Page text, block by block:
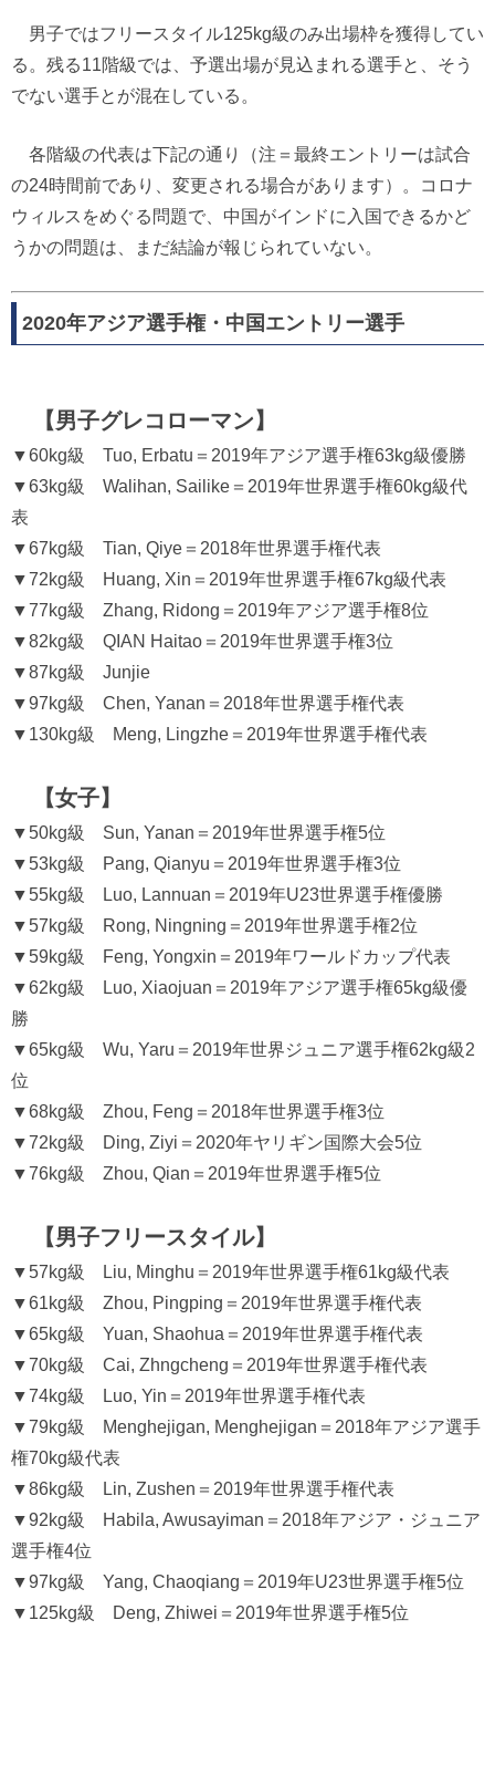
男子ではフリースタイル125kg級のみ出場枠を獲得してい
る。残る11階級では、予選出場が見込まれる選手と、そう
でない選手とが混在している。
各階級の代表は下記の通り（注＝最終エントリーは試合
の24時間前であり、変更される場合があります）。コロナ
ウィルスをめぐる問題で、中国がインドに入国できるかど
うかの問題は、まだ結論が報じられていない。
2020年アジア選手権・中国エントリー選手
【男子グレコローマン】
▼60kg級 Tuo, Erbatu＝2019年アジア選手権63kg級優勝
▼63kg級 Walihan, Sailike＝2019年世界選手権60kg級代
表
▼67kg級 Tian, Qiye＝2018年世界選手権代表
▼72kg級 Huang, Xin＝2019年世界選手権67kg級代表
▼77kg級 Zhang, Ridong＝2019年アジア選手権8位
▼82kg級 QIAN Haitao＝2019年世界選手権3位
▼87kg級 Junjie
▼97kg級 Chen, Yanan＝2018年世界選手権代表
▼130kg級 Meng, Lingzhe＝2019年世界選手権代表
【女子】
▼50kg級 Sun, Yanan＝2019年世界選手権5位
▼53kg級 Pang, Qianyu＝2019年世界選手権3位
▼55kg級 Luo, Lannuan＝2019年U23世界選手権優勝
▼57kg級 Rong, Ningning＝2019年世界選手権2位
▼59kg級 Feng, Yongxin＝2019年ワールドカップ代表
▼62kg級 Luo, Xiaojuan＝2019年アジア選手権65kg級優
勝
▼65kg級 Wu, Yaru＝2019年世界ジュニア選手権62kg級2
位
▼68kg級 Zhou, Feng＝2018年世界選手権3位
▼72kg級 Ding, Ziyi＝2020年ヤリギン国際大会5位
▼76kg級 Zhou, Qian＝2019年世界選手権5位
【男子フリースタイル】
▼57kg級 Liu, Minghu＝2019年世界選手権61kg級代表
▼61kg級 Zhou, Pingping＝2019年世界選手権代表
▼65kg級 Yuan, Shaohua＝2019年世界選手権代表
▼70kg級 Cai, Zhngcheng＝2019年世界選手権代表
▼74kg級 Luo, Yin＝2019年世界選手権代表
▼79kg級 Menghejigan, Menghejigan＝2018年アジア選手
権70kg級代表
▼86kg級 Lin, Zushen＝2019年世界選手権代表
▼92kg級 Habila, Awusayiman＝2018年アジア・ジュニア
選手権4位
▼97kg級 Yang, Chaoqiang＝2019年U23世界選手権5位
▼125kg級 Deng, Zhiwei＝2019年世界選手権5位